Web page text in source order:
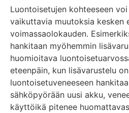
Luontoisetujen kohteeseen
vaikuttavia muutoksia kesken
voimassaolokauden.
hankitaan myöhemmin
huomioitava
eteenpäin, kun lisävarustelu
luontoisetuveneeseen
sähköpyörään uusi akku,
käyttöikä pitenee